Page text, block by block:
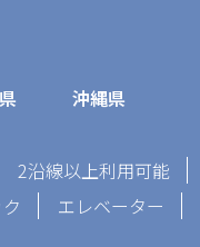
沖縄県
2沿線以上利用可能
エレベーター